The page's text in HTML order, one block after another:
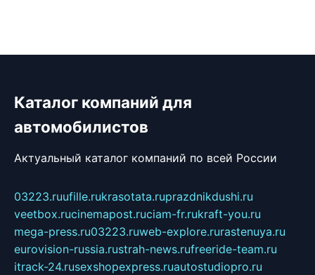
Каталог компаний для
автомобилистов
Актуальный каталог компаний по всей России
03223.ruufille.rukrasotata.ruprazdnikdushi.ru
veetbox.rucinemapost.ruciam-fr.rukraft-you.ru
mega-press.ru03223.ruweb-explore.rurastenuya.ru
eurovision-russia.rustrah-news.rufreeride-team.ru
itrack-24.rusexshopexpress.ruautostudiopro.ru